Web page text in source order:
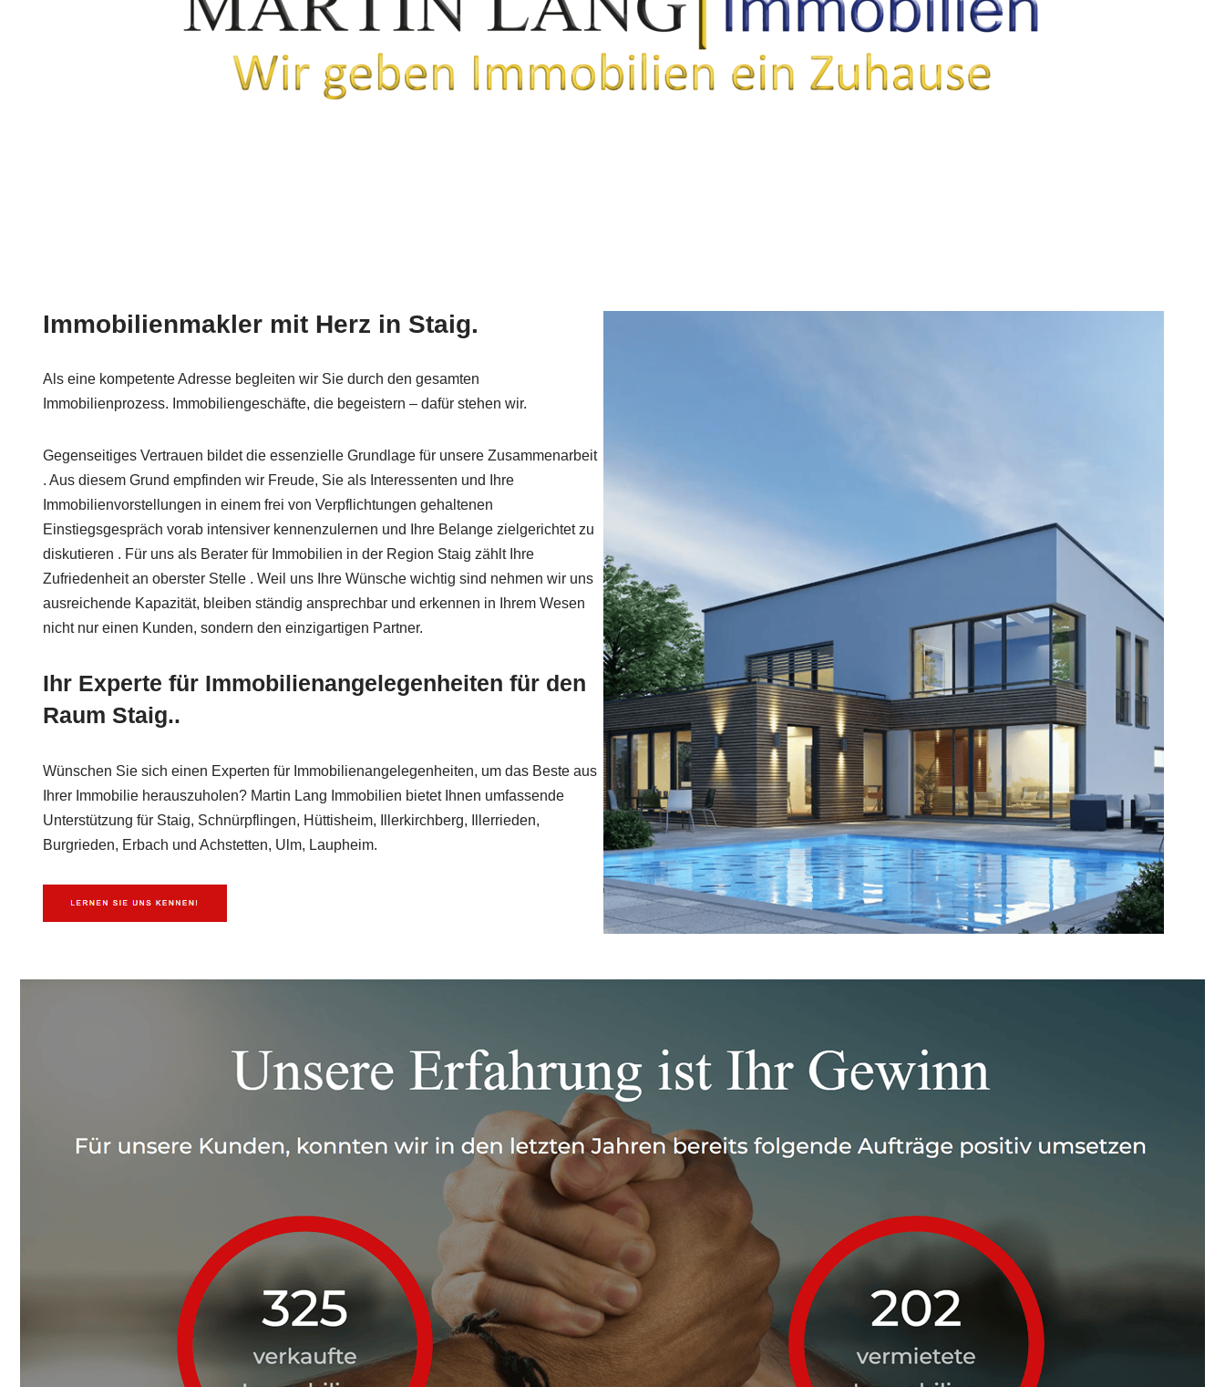
Immobilienmakler mit Herz in Staig.
Als eine kompetente Adresse begleiten wir Sie durch den gesamten
Immobilienprozess. Immobiliengeschäfte, die begeistern – dafür stehen wir.
Gegenseitiges Vertrauen bildet die essenzielle Grundlage für unsere Zusammenarbeit
. Aus diesem Grund empfinden wir Freude, Sie als Interessenten und Ihre
Immobilienvorstellungen in einem frei von Verpflichtungen gehaltenen
Einstiegsgespräch vorab intensiver kennenzulernen und Ihre Belange zielgerichtet zu
diskutieren . Für uns als Berater für Immobilien in der Region Staig zählt Ihre
Zufriedenheit an oberster Stelle . Weil uns Ihre Wünsche wichtig sind nehmen wir uns
ausreichende Kapazität, bleiben ständig ansprechbar und erkennen in Ihrem Wesen
nicht nur einen Kunden, sondern den einzigartigen Partner.
Ihr Experte für Immobilienangelegenheiten für den
Raum Staig..
Wünschen Sie sich einen Experten für Immobilienangelegenheiten, um das Beste aus
Ihrer Immobilie herauszuholen? Martin Lang Immobilien bietet Ihnen umfassende
Unterstützung für Staig, Schnürpflingen, Hüttisheim, Illerkirchberg, Illerrieden,
Burgrieden, Erbach und Achstetten, Ulm, Laupheim.